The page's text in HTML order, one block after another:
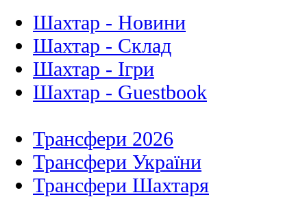
Шахтар - Новини
Шахтар - Склад
Шахтар - Ігри
Шахтар - Guestbook
Трансфери 2026
Трансфери України
Трансфери Шахтаря